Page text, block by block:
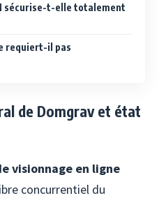
sécurise-t-elle totalement
requiert-il pas
de Domgrav et état
visionnage en ligne
concurrentiel du